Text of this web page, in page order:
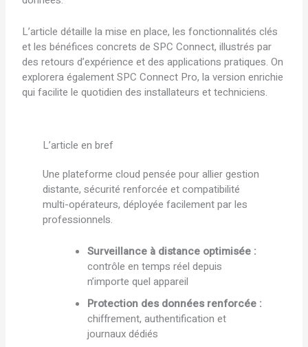
L’article détaille la mise en place, les fonctionnalités clés
et les bénéfices concrets de SPC Connect, illustrés par
des retours d’expérience et des applications pratiques. On
explorera également SPC Connect Pro, la version enrichie
qui facilite le quotidien des installateurs et techniciens.
L’article en bref
Une plateforme cloud pensée pour allier gestion
distante, sécurité renforcée et compatibilité
multi-opérateurs, déployée facilement par les
professionnels.
Surveillance à distance optimisée :
contrôle en temps réel depuis
n’importe quel appareil
Protection des données renforcée :
chiffrement, authentification et
journaux dédiés